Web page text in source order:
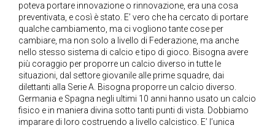
poteva portare innovazione o rinnovazione, era una cosa
preventivata, e così è stato. E’ vero che ha cercato di portare
qualche cambiamento, ma ci vogliono tante cose per
cambiare, ma non solo a livello di Federazione, ma anche
nello stesso sistema di calcio e tipo di gioco. Bisogna avere
più coraggio per proporre un calcio diverso in tutte le
situazioni, dal settore giovanile alle prime squadre, dai
dilettanti alla Serie A. Bisogna proporre un calcio diverso.
Germania e Spagna negli ultimi 10 anni hanno usato un calcio
fisico e in maniera divina sotto tanti punti di vista. Dobbiamo
imparare di loro costruendo a livello calcistico. E’ l’unica